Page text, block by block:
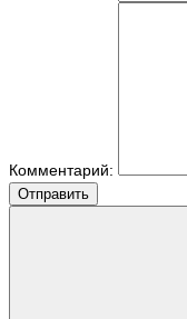
Комментарий:
Отправить